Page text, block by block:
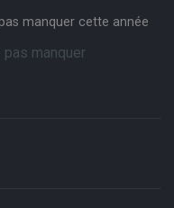
manquer cette année